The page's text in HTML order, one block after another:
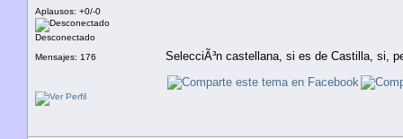
Aplausos: +0/-0
Desconectado
Mensajes: 176
SelecciÃ³n castellana, si es de Castilla, si,